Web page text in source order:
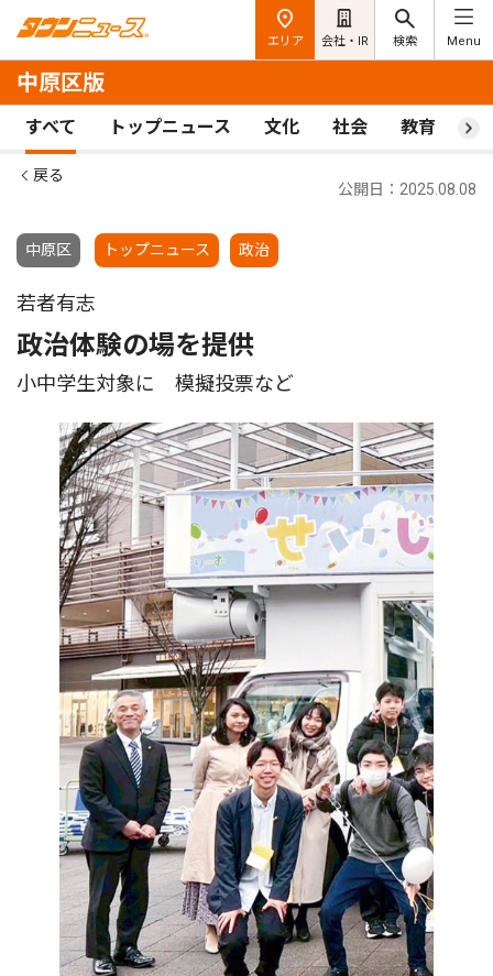
エリア 会社・IR 検索 Menu
中原区版
すべて トップニュース 文化 社会 教育 ス
戻る
中原区 トップニュース 政治
公開日：2025.08.08
若者有志
政治体験の場を提供
小中学生対象に 模擬投票など